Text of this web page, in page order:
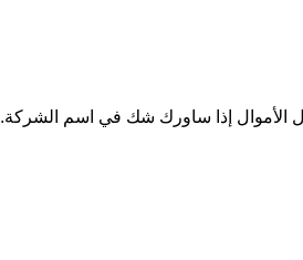
الأموال إذا ساورك شك في اسم الشركة.